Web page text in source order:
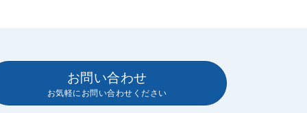
お問い合わせ
お気軽にお問い合わせください